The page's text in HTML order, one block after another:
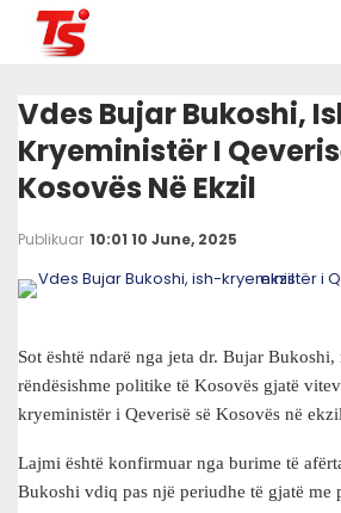
Vdes Bujar Bukoshi,
Kryeministër I
Kosovës Në Ekzil
Publikuar 10:01 10 June, 2025
Sot është ndarë nga jeta dr. Bujar
rëndësishme politike të Kosovës gjatë
kryeministër i Qeverisë së Kosovës në
Lajmi është konfirmuar nga burime të
Bukoshi vdiq pas një periudhe të gjatë me